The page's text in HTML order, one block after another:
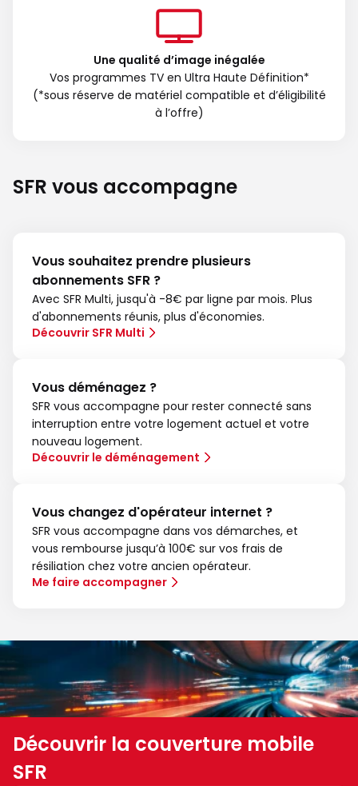
Une qualité d’image inégalée
Vos programmes TV en Ultra Haute Définition*
(*sous réserve de matériel compatible et d’éligibilité
à l’offre)
SFR vous accompagne
Vous souhaitez prendre plusieurs
abonnements SFR ?
Avec SFR Multi, jusqu'à -8€ par ligne par mois. Plus
d'abonnements réunis, plus d'économies.
Découvrir SFR Multi
Vous déménagez ?
SFR vous accompagne pour rester connecté sans
interruption entre votre logement actuel et votre
nouveau logement.
Découvrir le déménagement
Vous changez d'opérateur internet ?
SFR vous accompagne dans vos démarches, et
vous rembourse jusqu’à 100€ sur vos frais de
résiliation chez votre ancien opérateur.
Me faire accompagner
Découvrir la couverture mobile
SFR